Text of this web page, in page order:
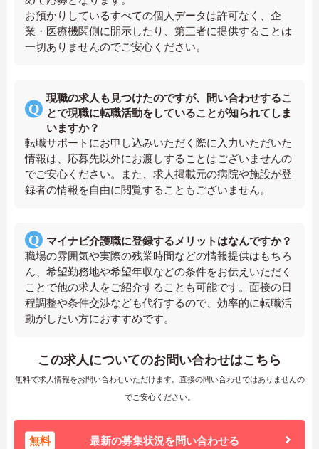
お預かりしているすべての個人データは許可なく、企
業・医療機関側に開示したり、第三者に提供することは
一切ありませんのでご安心ください。
現職の求人も見つけたのですが、問い合わせするこ
とで現職に転職活動をしていることが知られてしま
いますか？
転職サポートにお申し込みいただく際に入力いただいた
情報は、応募先以外にお渡しすることはございませんの
でご安心ください。また、求人掲載元の病院や施設が登
録者の情報を自由に閲覧することもございません。
マイナビ介護職に登録するメリットはなんですか？
職場の雰囲気や実際の残業時間などの情報提供はもちろ
ん、希望勤務地や希望年収などの条件をお伝えいただく
ことで他の求人をご紹介することも可能です。面接の日
程調整や条件交渉なども代行するので、効率的に転職活
動がしたい方におすすめです。
この求人についてのお問い合わせはこちら
無料で求人情報をお問い合わせいただけます。直接の問い合わせではありませんの
でご安心ください。
無料 最新の募集状況を問い合わせる